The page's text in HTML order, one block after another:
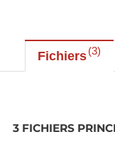
Fichiers 3
3 FICHIERS